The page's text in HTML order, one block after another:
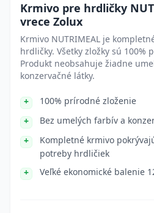
Krmivo pre hrdličky
vrece Zolux
Krmivo NUTRIMEAL je
hrdličky. Všetky zložky sú 100%
Produkt neobsahuje žiadne
konzervačné látky.
100% prírodné zloženie
Bez umelých farbív a
Kompletné krmivo
potreby hrdličiek
Veľké ekonomické balenie